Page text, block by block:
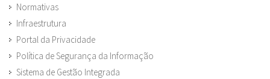
Normativas
Infraestrutura
Portal da Privacidade
Política de Segurança da Informação
Sistema de Gestão Integrada